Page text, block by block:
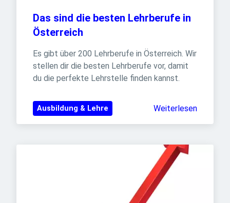
Das sind die besten Lehrberufe in
Österreich
Es gibt über 200 Lehrberufe in Österreich. Wir
stellen dir die besten Lehrberufe vor, damit
du die perfekte Lehrstelle finden kannst.
Ausbildung & Lehre Weiterlesen